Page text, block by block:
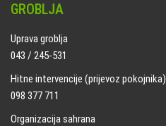
GROBLJA
Uprava groblja
043 / 245-531
Hitne intervencije (prijevoz pokojnika)
098 377 711
Organizacija sahrana